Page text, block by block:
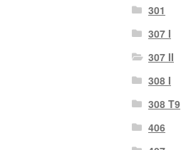
301
307 I
307 II
308 I
308 T9
406